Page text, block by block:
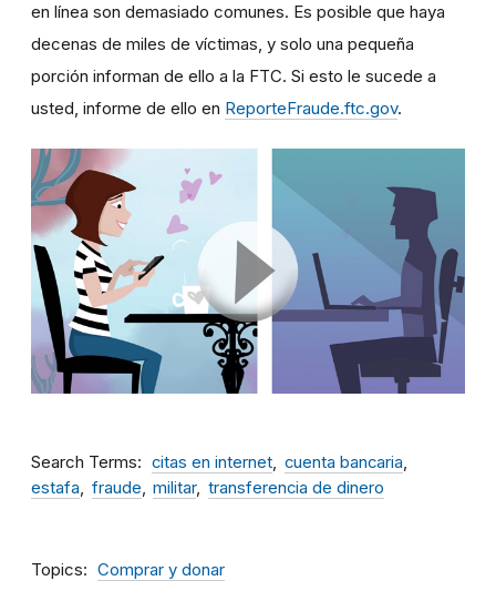
en línea son demasiado comunes. Es posible que haya
decenas de miles de víctimas, y solo una pequeña
porción informan de ello a la FTC. Si esto le sucede a
usted, informe de ello en ReporteFraude.ftc.gov.
Search Terms citas en internet
cuenta bancaria
estafa
fraude militar transferencia de dinero
Topics Comprar y donar